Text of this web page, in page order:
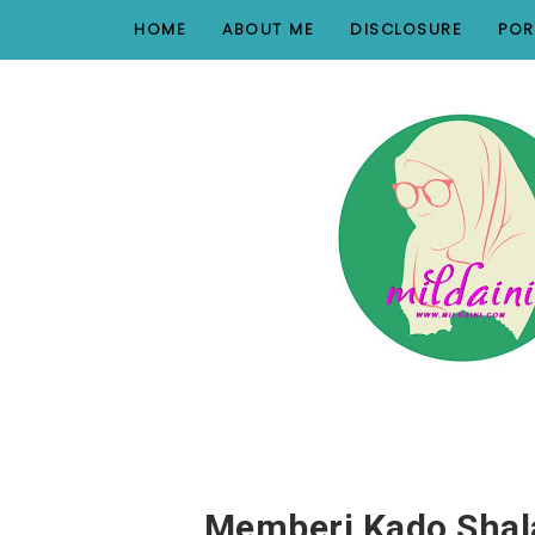
HOME ABOUT ME DISCLOSURE